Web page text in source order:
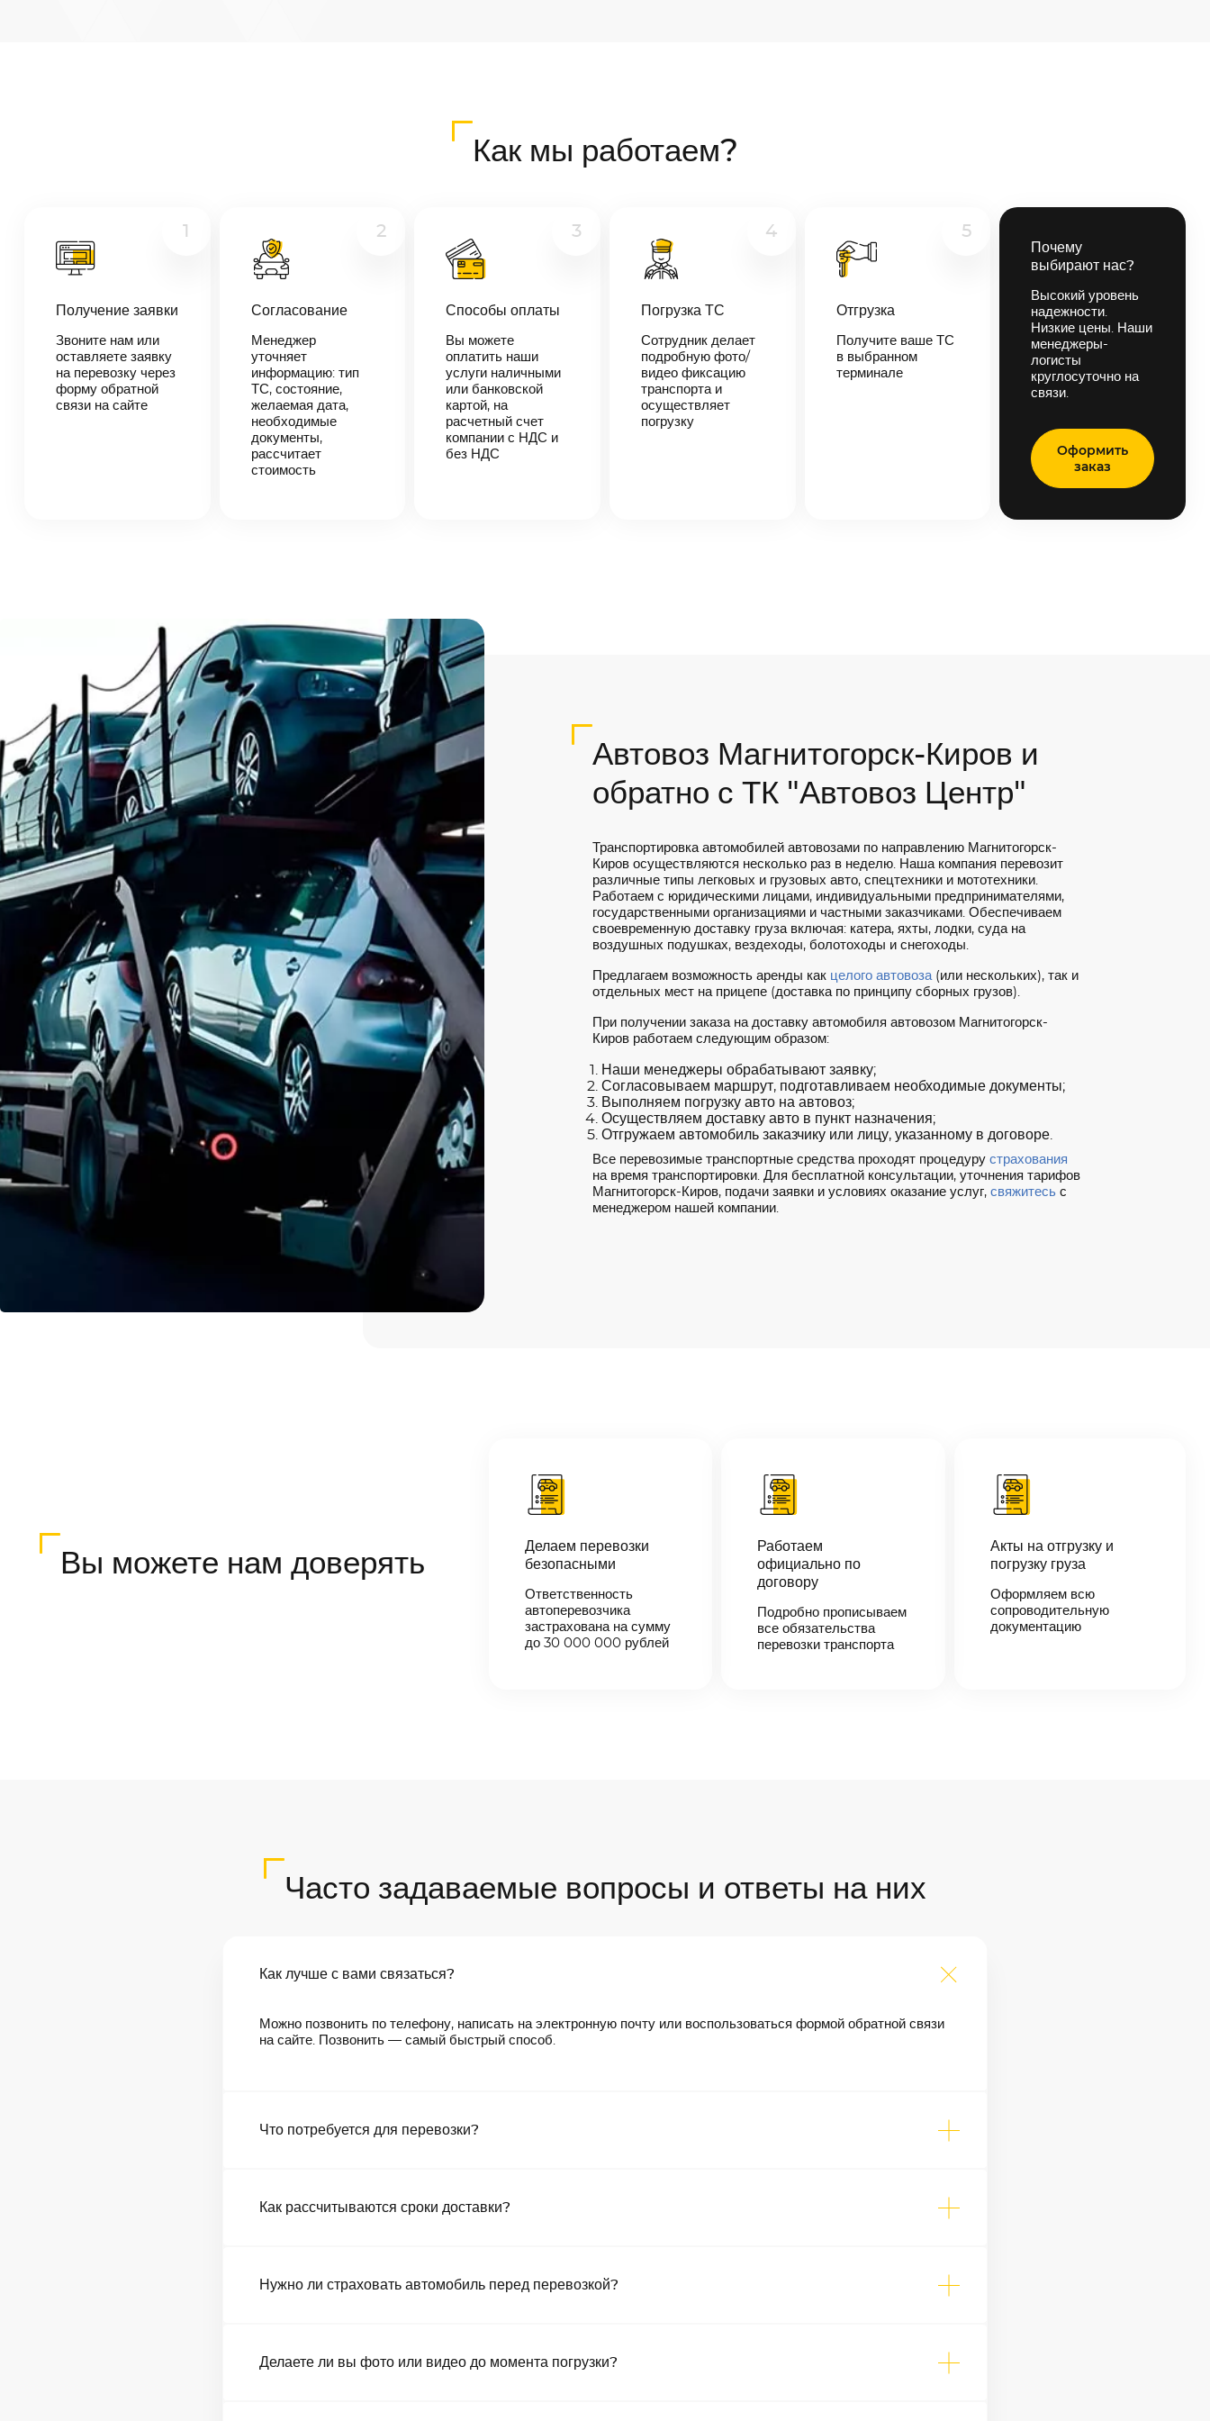
минут наш
логист
свяжется с
вами,
согласует
детали
Как мы работаем?
1
Получение заявки
Звоните нам или
оставляете заявку
на перевозку через
форму обратной
связи на сайте
2
Согласование
Менеджер
уточняет
информацию: тип
ТС, состояние,
желаемая дата,
необходимые
документы,
рассчитает
стоимость
3
Способы оплаты
Вы можете
оплатить наши
услуги наличными
или банковской
картой, на
расчетный счет
компании с НДС и
без НДС
4
Погрузка ТС
Сотрудник делает
подробную фото/
видео фиксацию
транспорта и
осуществляет
погрузку
5
Отгрузка
Получите ваше ТС
в выбранном
терминале
Почему
выбирают нас?
Высокий уровень
надежности.
Низкие цены. Наши
менеджеры-
логисты
круглосуточно на
связи.
Оформить
заказ
Автовоз Магнитогорск-Киров и
обратно с ТК "Автовоз Центр"
Транспортировка автомобилей автовозами по направлению Магнитогорск-
Киров осуществляются несколько раз в неделю. Наша компания перевозит
различные типы легковых и грузовых авто, спецтехники и мототехники.
Работаем с юридическими лицами, индивидуальными предпринимателями,
государственными организациями и частными заказчиками. Обеспечиваем
своевременную доставку груза включая: катера, яхты, лодки, суда на
воздушных подушках, вездеходы, болотоходы и снегоходы.
Предлагаем возможность аренды как целого автовоза(или нескольких), так и
отдельных мест на прицепе (доставка по принципу сборных грузов).
При получении заказа на доставку автомобиля автовозом Магнитогорск-
Киров работаем следующим образом:
Наши менеджеры обрабатывают заявку;
Согласовываем маршрут, подготавливаем необходимые документы;
Выполняем погрузку авто на автовоз;
Осуществляем доставку авто в пункт назначения;
Отгружаем автомобиль заказчику или лицу, указанному в договоре.
Все перевозимые транспортные средства проходят процедуру страхования
на время транспортировки. Для бесплатной консультации, уточнения тарифов
Магнитогорск-Киров, подачи заявки и условиях оказание услуг, свяжитесьс
менеджером нашей компании.
Вы можете нам доверять
Делаем перевозки
безопасными
Ответственность
автоперевозчика
застрахована на сумму
до 30 000 000 рублей
Работаем
официально по
договору
Подробно прописываем
все обязательства
перевозки транспорта
Акты на отгрузку и
погрузку груза
Оформляем всю
сопроводительную
документацию
Часто задаваемые вопросы и ответы на них
Как лучше с вами связаться?
Можно позвонить по телефону, написать на электронную почту или воспользоваться формой обратной связи
на сайте. Позвонить — самый быстрый способ.
Что потребуется для перевозки?
Как рассчитываются сроки доставки?
Нужно ли страховать автомобиль перед перевозкой?
Делаете ли вы фото или видео до момента погрузки?